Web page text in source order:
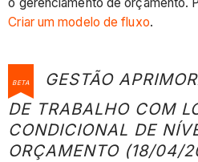
o gerenciamento de orçamento.
Criar um modelo de fluxo.
BETA
GESTÃO
DE TRABALHO COM
CONDICIONAL DE
ORÇAMENTO (18/04/